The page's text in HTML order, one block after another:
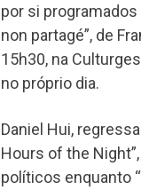
por si
non partagé”, de
15h30, na
no próprio dia.
Daniel Hui,
Hours of the
políticos enquanto